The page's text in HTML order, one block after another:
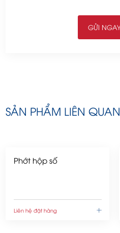
SẢN PHẨM LIÊN QUAN
Phớt hộp số
Liên hệ đặt hàng